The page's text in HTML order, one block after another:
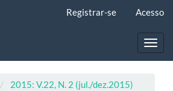
Registrar-se Acesso
2015: V.22, N. 2 (jul./dez.2015)